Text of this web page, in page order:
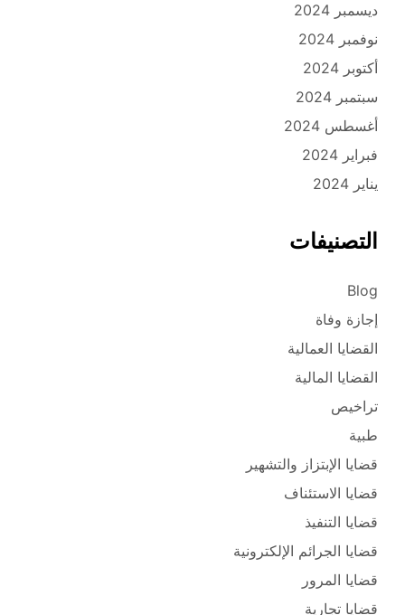
ديسمبر 2024
نوفمبر 2024
أكتوبر 2024
سبتمبر 2024
أغسطس 2024
فبراير 2024
يناير 2024
التصنيفات
Blog
إجازة وفاة
القضايا العمالية
القضايا المالية
تراخيص
طبية
قضايا الإبتزاز والتشهير
قضايا الاستئناف
قضايا التنفيذ
قضايا الجرائم الإلكترونية
قضايا المرور
قضايا تجارية